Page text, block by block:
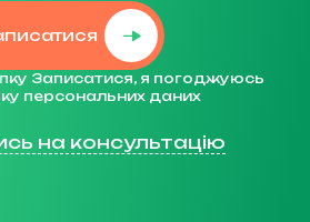
Записатися, я погоджуюсь
персональних даних
на консультацію